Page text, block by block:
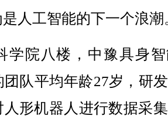
人工智能的下一个浪潮
院八楼，中豫具身智
团队平均年龄27岁，研
人形机器人进行数据采